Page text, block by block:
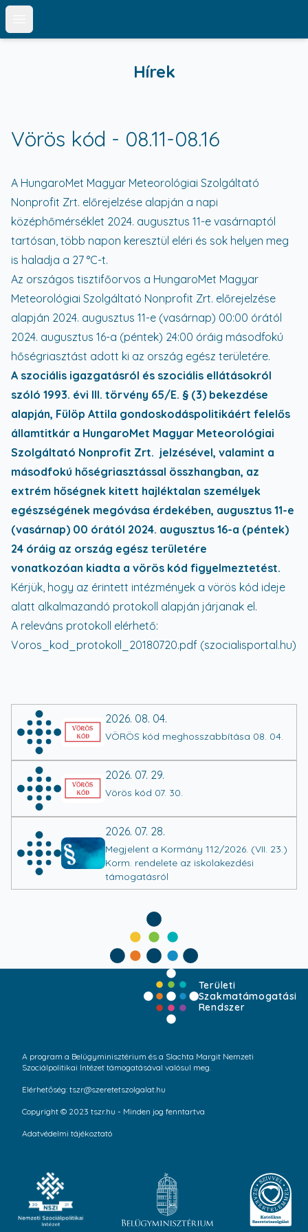
Open main menu
Hírek
2026. 08. 04.
VÖRÖS kód meghosszabbítása 08. 04.
2026. 07. 29.
Vörös kód 07. 30.
2026. 07. 28.
Megjelent a Kormány 112/2026. (VII. 23.)
Korm. rendelete az iskolakezdési
támogatásról
Vörös kód - 08.11-08.16
A HungaroMet Magyar Meteorológiai Szolgáltató
Nonprofit Zrt. előrejelzése alapján a napi
középhőmérséklet 2024. augusztus 11-e vasárnaptól
tartósan, több napon keresztül eléri és sok helyen meg
is haladja a 27 °C-t.
Az országos tisztifőorvos a HungaroMet Magyar
Meteorológiai Szolgáltató Nonprofit Zrt. előrejelzése
alapján 2024. augusztus 11-e (vasárnap) 00:00 órától
2024. augusztus 16-a (péntek) 24:00 óráig másodfokú
hőségriasztást adott ki az ország egész területére.
A szociális igazgatásról és szociális ellátásokról
szóló 1993. évi III. törvény 65/E. § (3) bekezdése
alapján, Fülöp Attila gondoskodáspolitikáért felelős
államtitkár a HungaroMet Magyar Meteorológiai
Szolgáltató Nonprofit Zrt. jelzésével, valamint a
másodfokú hőségriasztással összhangban, az
extrém hőségnek kitett hajléktalan személyek
egészségének megóvása érdekében, augusztus 11-e
(vasárnap) 00 órától 2024. augusztus 16-a (péntek)
24 óráig az ország egész területére
vonatkozóan kiadta a vörös kód figyelmeztetést.
Kérjük, hogy az érintett intézmények a vörös kód ideje
alatt alkalmazandó protokoll alapján járjanak el.
A releváns protokoll elérhető:
Voros_kod_protokoll_20180720.pdf (szocialisportal.hu)
Területi
Szakmatámogatási
Rendszer
A program a Belügyminisztérium és a Slachta Margit Nemzeti
Szociálpolitikai Intézet támogatásával valósul meg.
Elérhetőség: tszr@szeretetszolgalat.hu
Copyright © 2023 tszr.hu - Minden jog fenntartva
Adatvédelmi tájékoztató